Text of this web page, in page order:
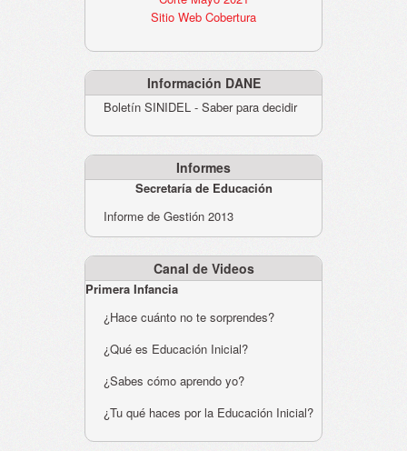
Sitio Web Cobertura
Información DANE
Boletín SINIDEL - Saber para decidir
Informes
Secretaría de Educación
Informe de Gestión 2013
Canal de Videos
Primera Infancia
¿Hace cuánto no te sorprendes?
¿Qué es Educación Inicial?
¿Sabes cómo aprendo yo?
¿Tu qué haces por la Educación Inicial?